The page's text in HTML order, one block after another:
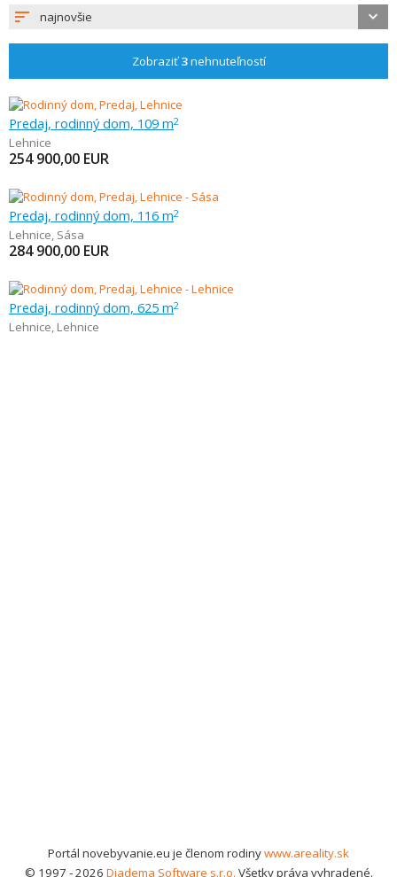
najnovšie
Zobraziť3nehnuteľností
Predaj, rodinný dom, 109 m2
Lehnice
254 900,00 EUR
Predaj, rodinný dom, 116 m2
Lehnice, Sása
284 900,00 EUR
Predaj, rodinný dom, 625 m2
Lehnice, Lehnice
Portál novebyvanie.eu je členom rodinywww.areality.sk
© 1997 - 2026 Diadema Software s.r.o. Všetky práva vyhradené.